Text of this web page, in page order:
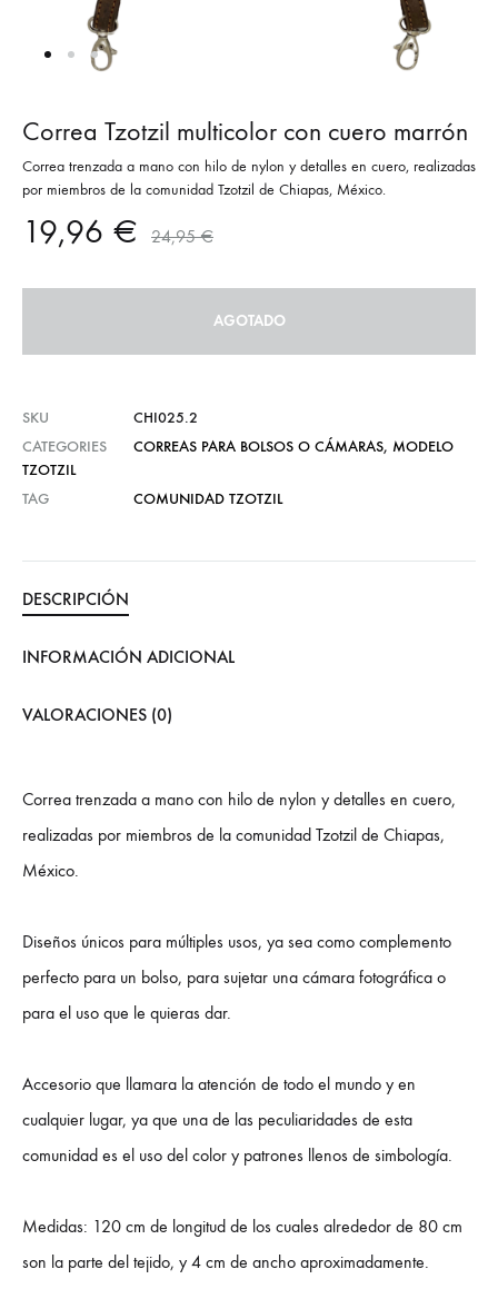
Correa Tzotzil multicolor con cuero marrón
Correa trenzada a mano con hilo de nylon y detalles en cuero, realizadas
por miembros de la comunidad Tzotzil de Chiapas, México.
19,96 € 24,95€
AGOTADO
SKU
CHI025.2
CATEGORIES
CORREAS PARA BOLSOS O CÁMARAS, MODELO
TZOTZIL
TAG
COMUNIDAD TZOTZIL
DESCRIPCIÓN
INFORMACIÓN ADICIONAL
VALORACIONES (0)
Correa trenzada a mano con hilo de nylon y detalles en cuero,
realizadas por miembros de la comunidad Tzotzil de Chiapas,
México.
Diseños únicos para múltiples usos, ya sea como complemento
perfecto para un bolso, para sujetar una cámara fotográfica o
para el uso que le quieras dar.
Accesorio que llamara la atención de todo el mundo y en
cualquier lugar, ya que una de las peculiaridades de esta
comunidad es el uso del color y patrones llenos de simbología.
Medidas: 120 cm de longitud de los cuales alrededor de 80 cm
son la parte del tejido, y 4 cm de ancho aproximadamente.